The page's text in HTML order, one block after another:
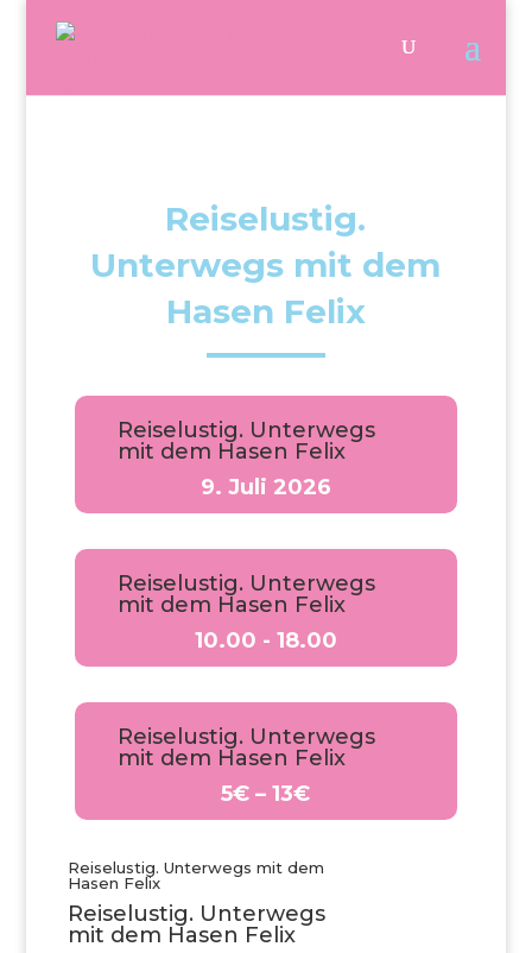
Reiselustig.
Unterwegs mit dem
Hasen Felix
Reiselustig. Unterwegs
mit dem Hasen Felix
9. Juli 2026
Reiselustig. Unterwegs
mit dem Hasen Felix
10.00 - 18.00
Reiselustig. Unterwegs
mit dem Hasen Felix
5€ – 13€
Reiselustig. Unterwegs mit dem
Hasen Felix
Reiselustig. Unterwegs
mit dem Hasen Felix